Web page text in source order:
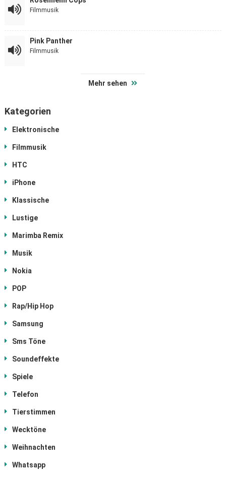
Filmmusik
Pink Panther
Filmmusik
Mehr sehen
Kategorien
Elektronische
Filmmusik
HTC
iPhone
Klassische
Lustige
Marimba Remix
Musik
Nokia
POP
Rap/Hip Hop
Samsung
Sms Töne
Soundeffekte
Spiele
Telefon
Tierstimmen
Wecktöne
Weihnachten
Whatsapp